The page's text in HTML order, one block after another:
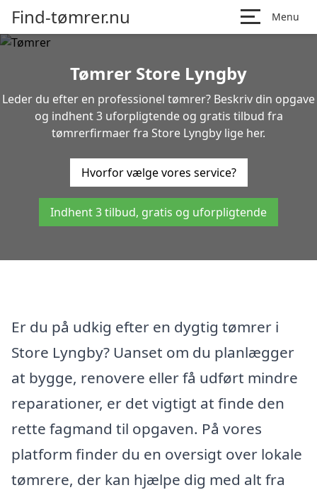
Find-tømrer.nu Menu
Tømrer Store Lyngby
Leder du efter en professionel tømrer? Beskriv din opgave
og indhent 3 uforpligtende og gratis tilbud fra
tømrerfirmaer fra Store Lyngby lige her.
Hvorfor vælge vores service?
Indhent 3 tilbud, gratis og uforpligtende
Er du på udkig efter en dygtig tømrer i
Store Lyngby? Uanset om du planlægger
at bygge, renovere eller få udført mindre
reparationer, er det vigtigt at finde den
rette fagmand til opgaven. På vores
platform finder du en oversigt over lokale
tømrere, der kan hjælpe dig med alt fra